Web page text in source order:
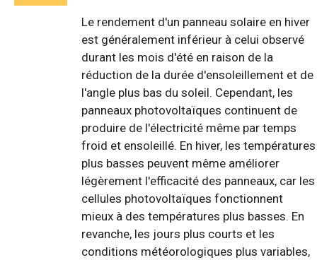
Le rendement d'un panneau solaire en hiver
est généralement inférieur à celui observé
durant les mois d'été en raison de la
réduction de la durée d'ensoleillement et de
l'angle plus bas du soleil. Cependant, les
panneaux photovoltaïques continuent de
produire de l'électricité même par temps
froid et ensoleillé. En hiver, les températures
plus basses peuvent même améliorer
légèrement l'efficacité des panneaux, car les
cellules photovoltaïques fonctionnent
mieux à des températures plus basses. En
revanche, les jours plus courts et les
conditions météorologiques plus variables,